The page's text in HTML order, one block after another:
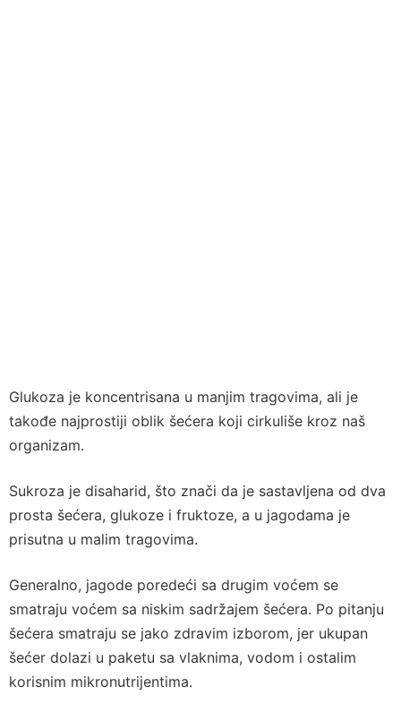
Glukoza je koncentrisana u manjim tragovima, ali je
takođe najprostiji oblik šećera koji cirkuliše kroz naš
organizam.
Sukroza je disaharid, što znači da je sastavljena od dva
prosta šećera, glukoze i fruktoze, a u jagodama je
prisutna u malim tragovima.
Generalno, jagode poredeći sa drugim voćem se
smatraju voćem sa niskim sadržajem šećera. Po pitanju
šećera smatraju se jako zdravim izborom, jer ukupan
šećer dolazi u paketu sa vlaknima, vodom i ostalim
korisnim mikronutrijentima.